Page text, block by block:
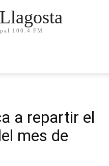
100.4 FM
a repartir el
mes de